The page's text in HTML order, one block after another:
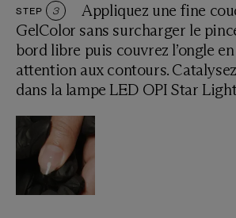
STEP 3
Appliquez une fine
GelColor sans surcharger le
bord libre puis couvrez l’ongle
attention aux contours.
dans la lampe LED OPI Star